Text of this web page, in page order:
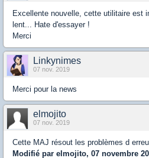
Excellente nouvelle, cette utilitaire est
lent... Hate d'essayer !
Merci
Linkynimes
07 nov. 2019
Merci pour la news
elmojito
07 nov. 2019
Cette MAJ résout les problèmes d
Modifié par elmojito, 07 novembre